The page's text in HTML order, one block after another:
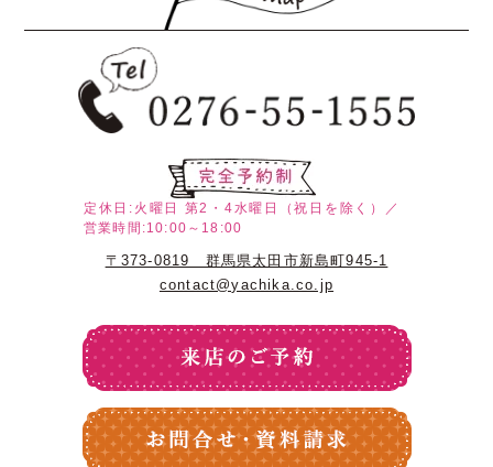
定休日:火曜日
第2・4水曜日（祝日を除く）／
営業時間:10:00～18:00
〒373-0819 群馬県太田市新島町945-1
contact@yachika.co.jp